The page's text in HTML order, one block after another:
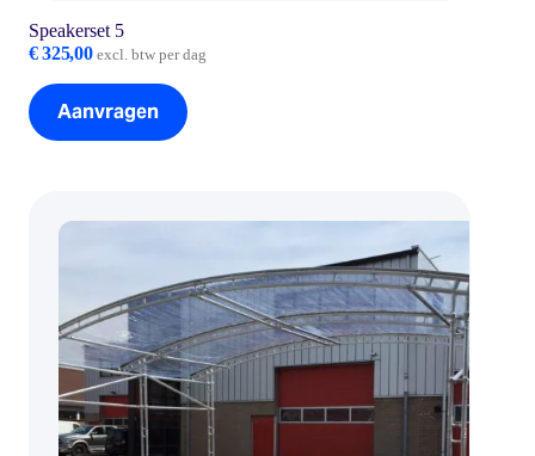
Speakerset 5
€325,00 excl. btw per dag
Aanvragen